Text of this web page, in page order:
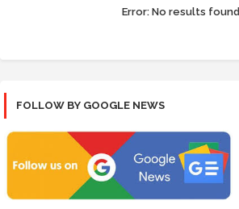
Error: No results found
FOLLOW BY GOOGLE NEWS